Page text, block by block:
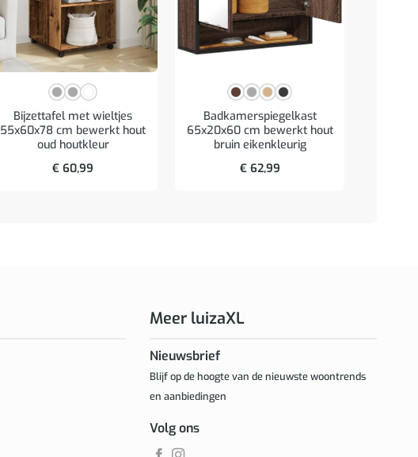
Bijzettafel met wieltjes
55x60x78 cm bewerkt hout
oud houtkleur
€ 60,99
Badkamerspiegelkast
65x20x60 cm bewerkt hout
bruin eikenkleurig
€62,99
Meer luizaXL
Nieuwsbrief
Blijf op de hoogte van de nieuwste woontrends
en aanbiedingen
Volg ons